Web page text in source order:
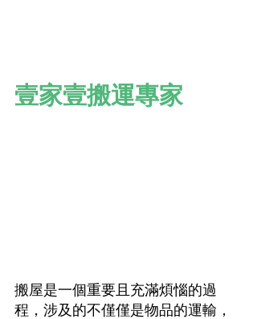
壹家壹搬運專家
搬屋是一個重要且充滿煩惱的過
程，涉及的不僅僅是物品的運輸，